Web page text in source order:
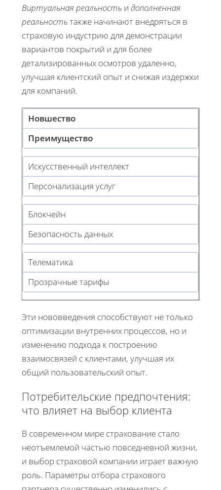
Виртуальная реальность и дополненная
реальностьтакже начинают внедряться в
страховую индустрию для демонстрации
вариантов покрытий и для более
детализированных осмотров удаленно,
улучшая клиентский опыт и снижая издержки
для компаний.
Новшество
Преимущество
Искусственный интеллект
Персонализация услуг
Блокчейн
Безопасность данных
Телематика
Прозрачные тарифы
Эти нововведения способствуют не только
оптимизации внутренних процессов, но и
изменению подхода к построению
взаимосвязей с клиентами, улучшая их
общий пользовательский опыт.
Потребительские предпочтения:
что влияет на выбор клиента
В современном мире страхование стало
неотъемлемой частью повседневной жизни,
и выбор страховой компании играет важную
роль. Параметры отбора страхового